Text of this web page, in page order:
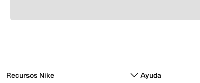
Recursos Nike Ayuda